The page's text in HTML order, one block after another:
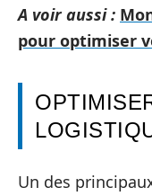
A voir aussi :
pour optimiser
Un des